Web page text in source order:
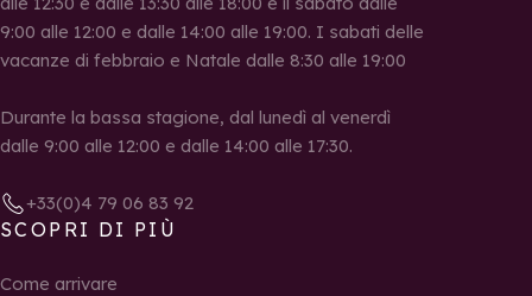
9:00 alle 12:00 e dalle 14:00 alle 19:00. I sabati delle
vacanze di febbraio e Natale dalle 8:30 alle 19:00
Durante la bassa stagione, dal lunedì al venerdì
dalle 9:00 alle 12:00 e dalle 14:00 alle 17:30.
+33(0)4 79 06 83 92
SCOPRI DI PIÙ
Come arrivare